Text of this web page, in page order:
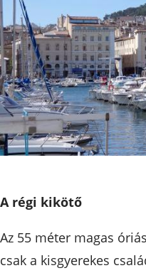
A régi kikötő
Az 55 méter magas
csak a kisgyerekes